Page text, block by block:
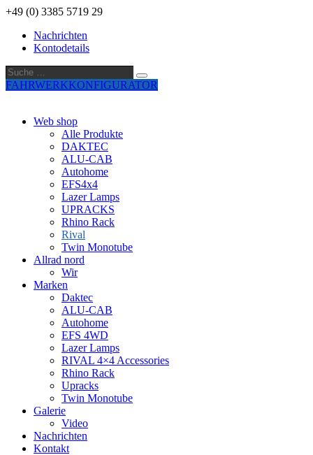
+49 (0) 3385 5719 29
Nachrichten
Kontodetails
Suche
…
Suche
FAHRWERKKONFIGURATOR
Web shop
Alle Produkte
DAKTEC
ALU-CAB
Autohome
EFS4x4
Lazer Lamps
UPRACKS
Rhino Rack
Rival
Twin Monotube
Allrad nord
Wir
Marken
Daktec
ALU-CAB
Autohome
EFS 4WD
Lazer Lamps
RIVAL 4×4 Accessories
Rhino Rack
Upracks
Twin Monotube
Galerie
Video
Nachrichten
Kontakt